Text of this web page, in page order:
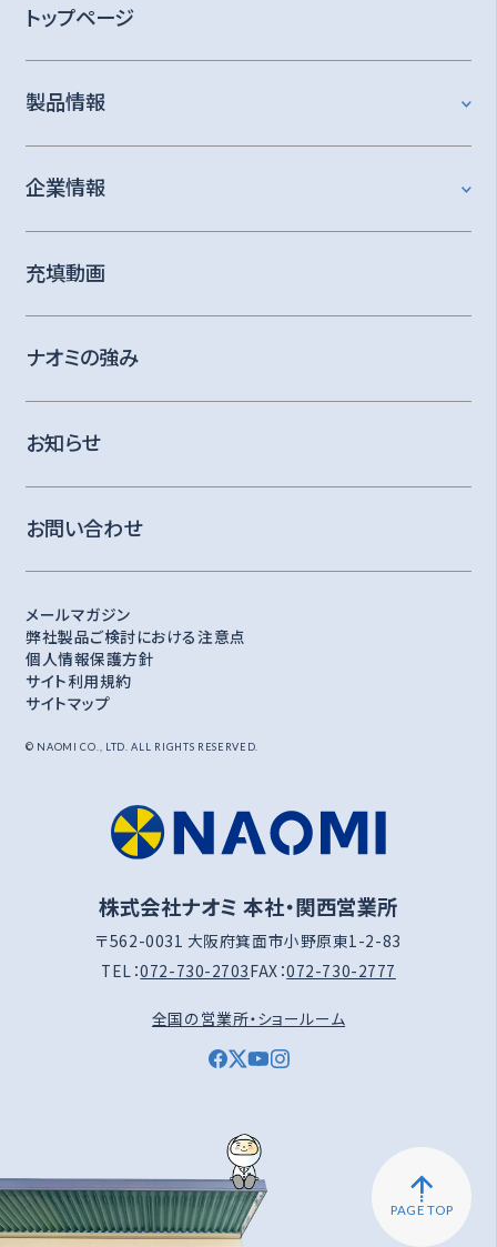
トップページ
製品情報
企業情報
充填動画
ナオミの強み
お知らせ
お問い合わせ
メールマガジン
弊社製品ご検討における注意点
個人情報保護方針
サイト利用規約
サイトマップ
© NAOMI CO., LTD. ALL RIGHTS RESERVED.
株式会社ナオミ 本社・関西営業所
〒562-0031 大阪府箕面市小野原東1-2-83
TEL：072-730-2703FAX：072-730-2777
全国の営業所・ショールーム
PAGE TOP